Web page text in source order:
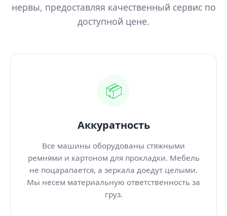
нервы, предоставляя качественный сервис по
доступной цене.
📦
Аккуратность
Все машины оборудованы стяжными
ремнями и картоном для прокладки. Мебель
не поцарапается, а зеркала доедут целыми.
Мы несем материальную ответственность за
груз.